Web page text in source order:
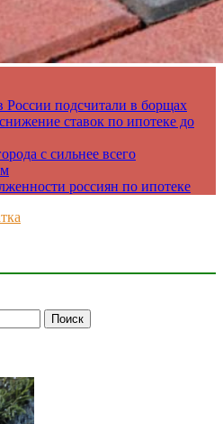
России подсчитали в борщах
ставок по ипотеке до
с сильнее всего
россиян по ипотеке